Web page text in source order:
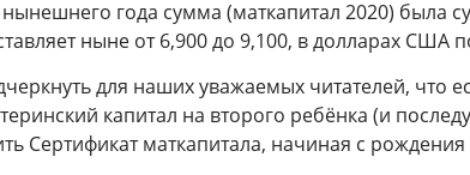
года сумма (маткапитал 2020) была
ныне от 6,900 до 9,100, в долларах США
для наших уважаемых читателей, что
капитал на второго ребёнка (и
Сертификат маткапитала, начиная с